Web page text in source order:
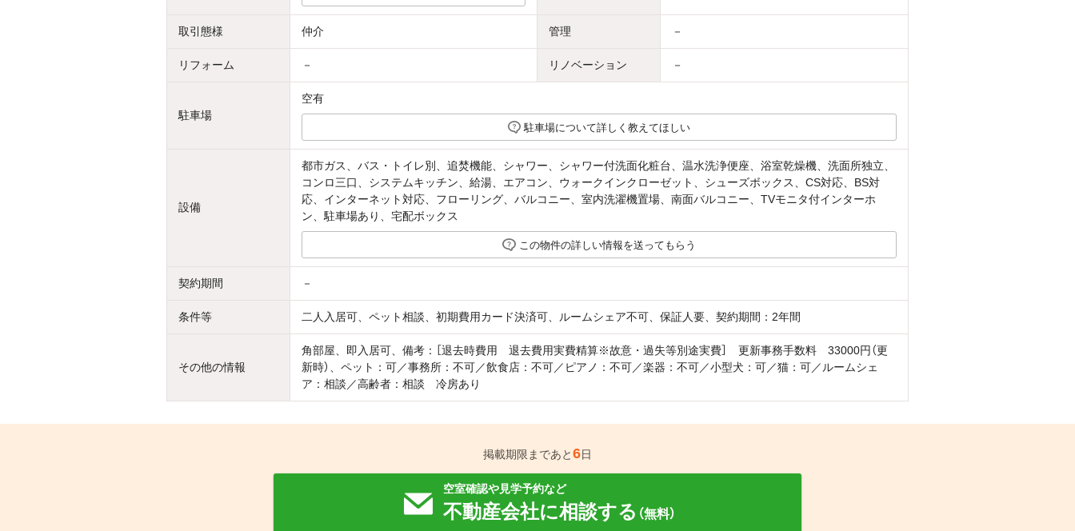
取引態様 仲介 管理 －
リフォーム － リノベーション －
駐車場
空有
駐車場について詳しく教えてほしい
設備
都市ガス、バス・トイレ別、追焚機能、シャワー、シャワー付洗面化粧台、温水洗浄便座、浴室乾燥機、洗面所独立、
コンロ三口、システムキッチン、給湯、エアコン、ウォークインクローゼット、シューズボックス、CS対応、BS対
応、インターネット対応、フローリング、バルコニー、室内洗濯機置場、南面バルコニー、TVモニタ付インターホ
ン、駐車場あり、宅配ボックス
この物件の詳しい情報を送ってもらう
契約期間 －
条件等 二人入居可、ペット相談、初期費用カード決済可、ルームシェア不可、保証人要、契約期間：2年間
その他の情報
角部屋、即入居可、備考：［退去時費用 退去費用実費精算※故意・過失等別途実費］ 更新事務手数料 33000円（更
新時）、ペット：可／事務所：不可／飲食店：不可／ピアノ：不可／楽器：不可／小型犬：可／猫：可／ルームシェ
ア：相談／高齢者：相談 冷房あり
掲載期限まであと6日
空室確認や見学予約など
不動産会社に相談する （無料）